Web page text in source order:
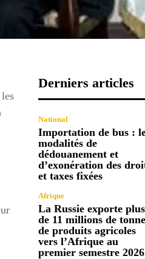
Derniers articles
National
Importation de bus :
modalités de
dédouanement et
d’exonération des
et taxes fixées
Afrique
La Russie exporte plus
de 11 millions de
de produits agricoles
vers l’Afrique au
premier semestre 2026